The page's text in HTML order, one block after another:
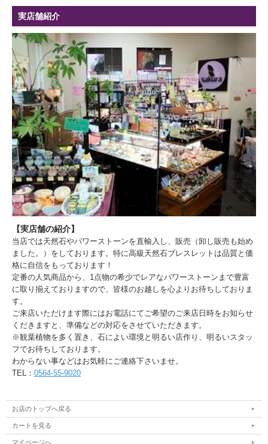
実店舗紹介
【実店舗の紹介】
当店では天然石やパワーストーンを直輸入し、販売（卸し販売も始め
ました。）をしております。特に高級天然石ブレスレットは品質と価
格に自信をもっております！
定番の人気商品から、1点物の希少でレアなパワーストーンまで豊富
に取り揃えておりますので、皆様のお越しを心よりお待ちしておりま
す。
ご来店いただけます際にはお電話にてご希望のご来店日時をお知らせ
くだきますと、準備などの対応をさせていただきます。
※観葉植物を多く置き、石によい環境と明るい店作り、明るいスタッ
フでお待ちしております。
わからない事などはお気軽にご連絡下さいませ。
TEL： 0564-55-9020
お店のトップへ戻る
カートを見る
マイページへ